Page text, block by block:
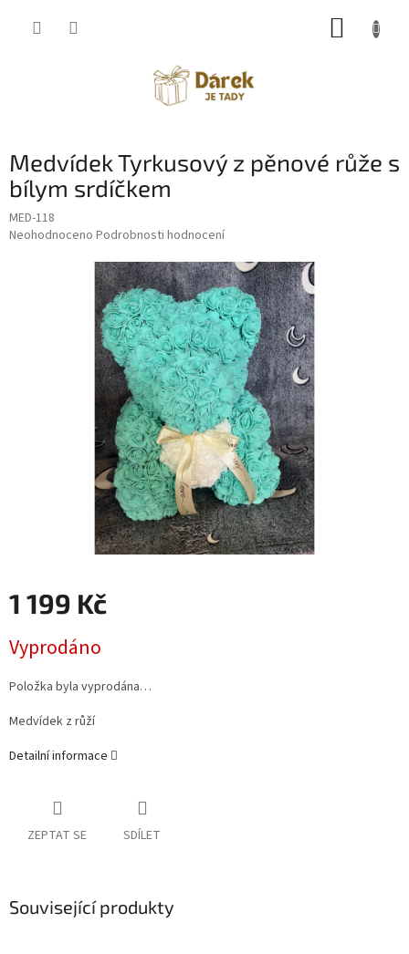
Medvídek Tyrkusový z pěnové růže s
bílym srdíčkem
MED-118
Průměrné
Neohodnoceno Podrobnosti hodnocení
1 199 Kč
cena:
Vyprodáno
Položka byla vyprodána…
Medvídek z růží
Detailní informace
ZEPTAT SE SDÍLET
Související produkty